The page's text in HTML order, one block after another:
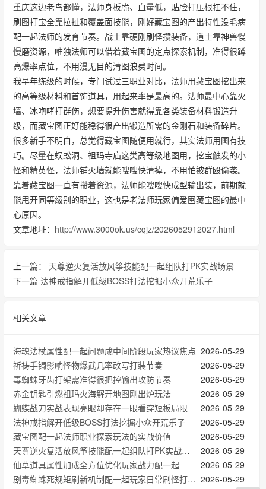
重庆这边老鸟都懂，法师身板脆、血量低，贴脸打压根扛不住，
刷图打宝全靠拉扯和覆盖面技能，刚好藏宝图的产出特性没毛病
配一起法师的发育节奏。战士靠硬刚刷怪攒装备，道士靠神兽慢
慢磨资源，唯独法师可以借着藏宝图的定点探索机制，准得很蹲
高爆率点位，不用漫无目的清图浪费时间。
我早年练级的时候，专门试过三职业对比，法师用藏宝图挖出来
的高等级材料和首饰道具，用起来率是最高的。法师最中心靠火
墙、冰咆哮打群伤，想要提升伤害就得靠各类装备材料锻造升
级，而藏宝图正好能稳得很产出锻造所需的金刚石和装备碎片。
很多新手不明白，总觉得藏宝图随便用就行，其实法师用图有技
巧。尽量在蜈蚣洞、祖玛寺庙这类高等级地图用，挖宝触发的小
怪和精英怪，法师铺火墙就能嗖嗖快清掉，不用怕被群殴偷袭。
靠着藏宝图一直有攒着资源，法师能嗖嗖快成型输出装，前期就
能甩开同等级别的职业，这也是老法师玩家偏爱囤藏宝图的最中
心原因。
文章地址： http://www.3000ok.us/cqjz/2026052912027.html
上一篇： 天尊逆火复活放风筝技能配一起组队打PK实战场景
下一篇 法神戒指解开低级BOSS打法挖掘小众开荒乐子
相关文章
2026-05-29
海魂法杖属性配一起问题成中间阶段玩家热议焦点
2026-05-29
祈祷手镯影响怪物爆武几率改写打装节奏
2026-05-29
毒蜘蛛牙齿打架需准得很把控输出攻防节奏
2026-05-29
赤金钥匙引燃祖玛火海解开地图刚出炉玩法
2026-05-29
蝴蝶战刀实战表现亮眼却存在一眼看穿短板局限
2026-05-29
法神戒指解开低级BOSS打法挖掘小众开荒乐子
2026-05-29
藏宝图配一起法师职业探索玩法的实战价值
2026-05-29
天尊逆火复活放风筝技能配一起组队打PK实战场景
2026-05-29
仙草道具属性加成全方位优化玩家战力配一起
2026-05-29
剧毒蜘蛛死规矩刷新机制配一起玩家日常刷怪打宝节奏